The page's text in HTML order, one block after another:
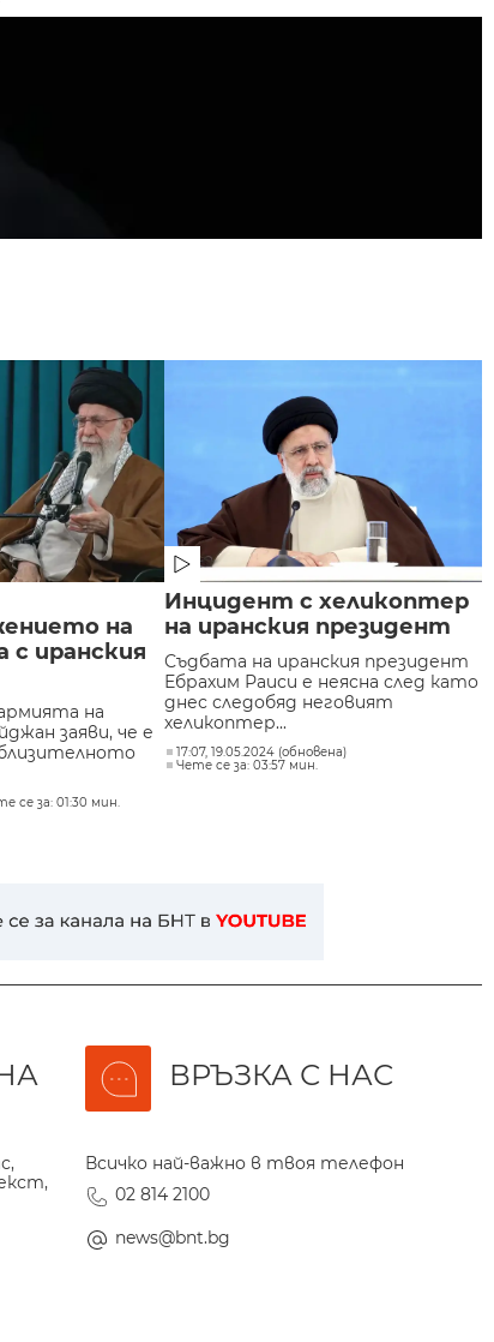
на
с иранския
на
заяви, че е
се за: 01:30 мин.
Инцидент с хеликоптер
на иранския президент
Съдбата на иранския президент
Ебрахим Раиси е неясна след като
днес следобяд неговият
хеликоптер...
17:07, 19.05.2024 (обновена)
Чете се за: 03:57 мин.
ВРЪЗКА С НАС
Всичко най-важно в твоя телефон
02 814 2100
news@bnt.bg